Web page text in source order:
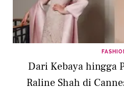
Dari Kebaya hingga
Raline Shah di